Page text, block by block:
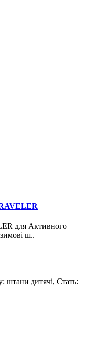
для Активного
ш..
штани дитячі, Стать: